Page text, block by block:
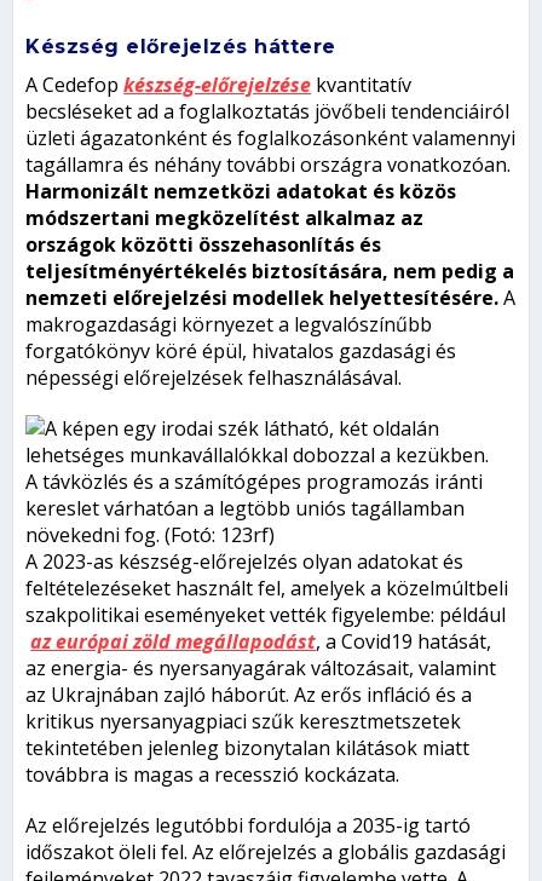
Készség előrejelzés háttere
A Cedefopkészség-előrejelzése kvantitatív
becsléseket ad a foglalkoztatás jövőbeli tendenciáiról
üzleti ágazatonként és foglalkozásonként valamennyi
tagállamra és néhány további országra vonatkozóan.
Harmonizált nemzetközi adatokat és közös
módszertani megközelítést alkalmaz az
országok közötti összehasonlítás és
teljesítményértékelés biztosítására, nem pedig a
nemzeti előrejelzési modellek helyettesítésére.A
makrogazdasági környezet a legvalószínűbb
forgatókönyv köré épül, hivatalos gazdasági és
népességi előrejelzések felhasználásával.
A távközlés és a számítógépes programozás iránti
kereslet várhatóan a legtöbb uniós tagállamban
növekedni fog. (Fotó: 123rf)
A 2023-as készség-előrejelzés olyan adatokat és
feltételezéseket használt fel, amelyek a közelmúltbeli
szakpolitikai eseményeket vették figyelembe: például
az európai zöld megállapodást, a Covid19 hatását,
az energia- és nyersanyagárak változásait, valamint
az Ukrajnában zajló háborút. Az erős infláció és a
kritikus nyersanyagpiaci szűk keresztmetszetek
tekintetében jelenleg bizonytalan kilátások miatt
továbbra is magas a recesszió kockázata.
Az előrejelzés legutóbbi fordulója a 2035-ig tartó
időszakot öleli fel. Az előrejelzés a globális gazdasági